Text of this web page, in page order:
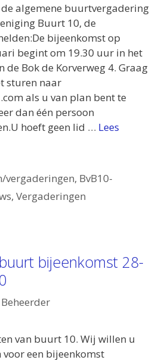
algemene buurtvergadering
Buurt 10, de
bijeenkomst op
begint om 19.30 uur in het
de Bok de Korverweg 4. Graag
sturen naar
als u van plan bent te
dan één persoon
hoeft geen lid … Lees
vergaderingen, BvB10-
, Vergaderingen
bijeenkomst 28-
Beheerder
van buurt 10. Wij willen u
een bijeenkomst